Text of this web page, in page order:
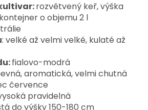
rozvětvený keř, výška
o objemu 2 l
: velké až velmi velké, kulaté až
fialovo-modrá
aromatická, velmi chutná
července
pravidelná
do výšky 150-180 cm